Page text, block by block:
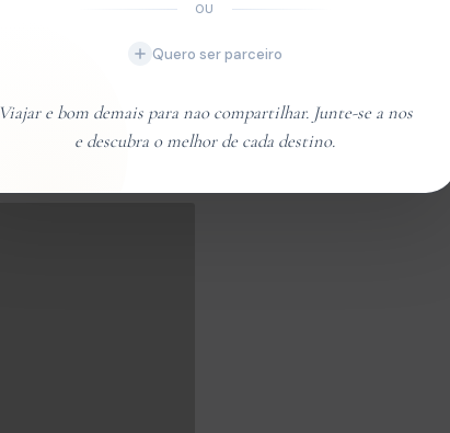
Bebidas alcoolicas
Gorjetas
OU
Quero ser parceiro
Viajar e bom demais para nao compartilhar. Junte-se a nos
e descubra o melhor de cada destino.